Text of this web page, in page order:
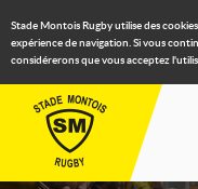
Stade Montois Rugby utilise des
expérience de navigation. Si vous
considérerons que vous acceptez